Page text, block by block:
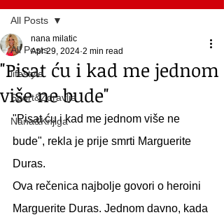
All Posts
lifestyle
Sport&Zdravlje
Nana&Knjiga
All Posts
"Pisat ću i kad me jednom
više ne bude"
nana milatic
Apr 29, 2024 2 min read
"Pisat ću i kad me jednom više ne
bude", rekla je prije smrti Marguerite
Duras.
Ova rečenica najbolje govori o heroini
Marguerite Duras. Jednom davno, kada